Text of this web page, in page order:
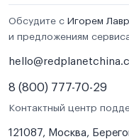
Обсудите с Игорем
и предложениям
8 (800) 777-70-29
Контактный центр
121087, Москва,